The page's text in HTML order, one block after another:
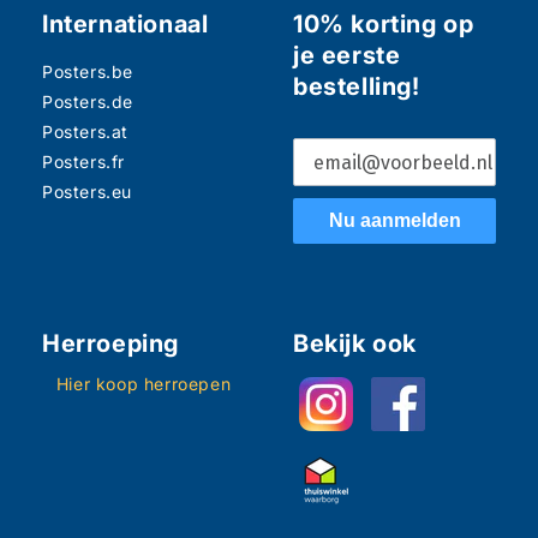
Internationaal
Posters.be
Posters.de
Posters.at
Posters.fr
Posters.eu
10% korting op
je eerste
bestelling!
Nu aanmelden
Herroeping
Hier koop herroepen
Bekijk ook